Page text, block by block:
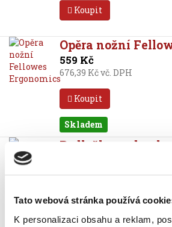
Tato webová stránka používá
K personalizaci obsahu a reklam,
Koupit
Opěra nožní
559 Kč
676,39 Kč vč. DPH
Koupit
Skladem
Podložka pod nohy
MICROBAN
849 Kč
Koupit